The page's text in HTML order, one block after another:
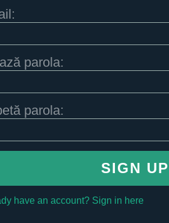
parola:
parola:
SIGN UP
have an account? Sign in here